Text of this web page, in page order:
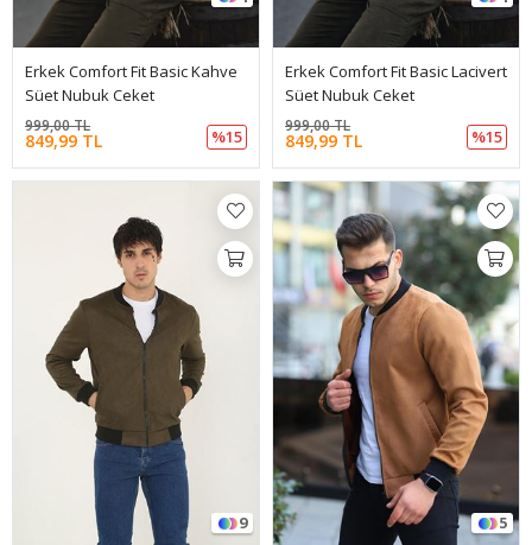
Erkek Comfort Fit Basic Kahve
Süet Nubuk Ceket
849,99 TL
999,00 TL
%15
Erkek Comfort Fit Basic Lacivert
Süet Nubuk Ceket
849,99 TL
999,00 TL
%15
9 5